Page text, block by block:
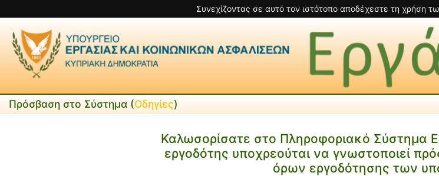
Συνεχίζοντας σε αυτό τον ιστότοπο αποδέχεστε τη χρήση
Πρόσβαση στο Σύστημα (Οδηγίες)
Καλωσορίσατε στο Πληροφοριακό Σύστημα
εργοδότης υποχρεούται να γνωστοποιεί
όρων εργοδότησης των